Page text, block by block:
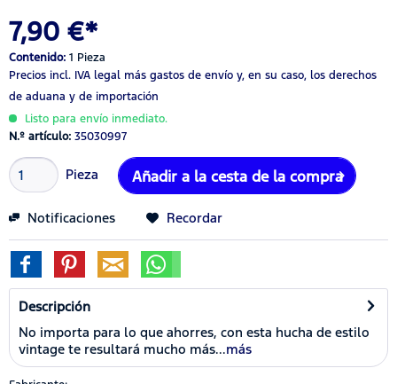
7,90 €*
Contenido: 1 Pieza
Precios incl. IVA legal más gastos de envío y, en su caso, los derechos
de aduana y de importación
Listo para envío inmediato.
N.º artículo: 35030997
Pieza Añadir a la cesta de la compra
Notificaciones Recordar
Descripción
No importa para lo que ahorres, con esta hucha de estilo
vintage te resultará mucho más...más